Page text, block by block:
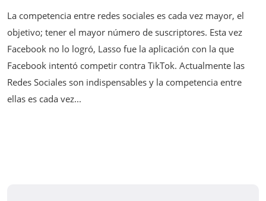
La competencia entre redes sociales es cada vez mayor, el
objetivo; tener el mayor número de suscriptores. Esta vez
Facebook no lo logró, Lasso fue la aplicación con la que
Facebook intentó competir contra TikTok. Actualmente las
Redes Sociales son indispensables y la competencia entre
ellas es cada vez...